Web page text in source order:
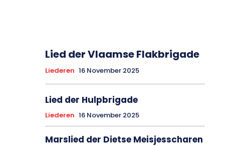
Lied der Vlaamse Flakbrigade
Liederen 16 November 2025
Lied der Hulpbrigade
Liederen 16 November 2025
Marslied der Dietse Meisjesscharen